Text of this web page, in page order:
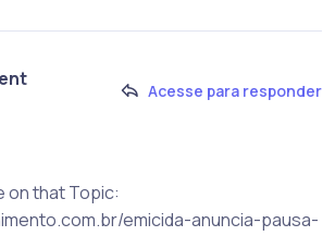
Acesse para responder
on that Topic:
emicida-anuncia-pausa-